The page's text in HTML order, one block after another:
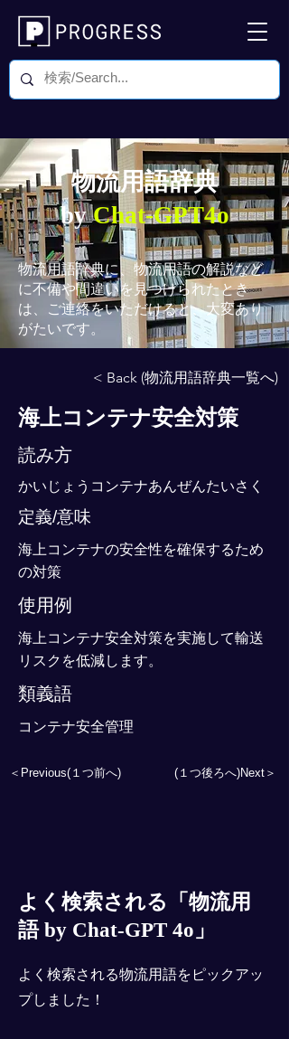
物流用語辞典
byChat-GPT4o
物流用語辞典に、物流用語の解説など
に不備や間違いを見つけられたとき
は、ご連絡をいただけると、大変あり
がたいです。
< Back (物流用語辞典一覧へ)
海上コンテナ安全対策
読み方
かいじょうコンテナあんぜんたいさく
定義/意味
海上コンテナの安全性を確保するため
の対策
使用例
海上コンテナ安全対策を実施して輸送
リスクを低減します。
類義語
コンテナ安全管理
＜Previous(１つ前へ) (１つ後ろへ)Next＞
よく検索される「物流用
語 by Chat-GPT 4o」
よく検索される物流用語をピックアッ
プしました！